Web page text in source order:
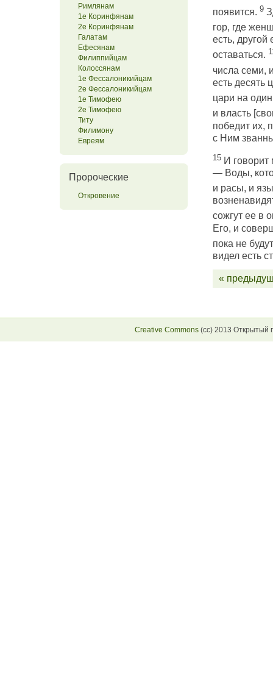
Римлянам
1е Коринфянам
2е Коринфянам
Галатам
Ефесянам
Филиппийцам
Колоссянам
1е Фессалоникийцам
2е Фессалоникийцам
1е Тимофею
2е Тимофею
Титу
Филимону
Евреям
Пророческие
Откровение
появится. 9
гор, где
есть,
оставаться.
числа семи,
есть десять
цари на
и власть
победит их,
с Ним
15И говорит
— Воды,
и расы, и
сожгут ее в
Его, и
пока не
видел есть
«
Creative Commons (сс) 2013 Открытый